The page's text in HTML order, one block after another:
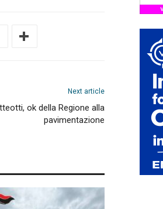
Next article
ok della Regione alla
pavimentazione